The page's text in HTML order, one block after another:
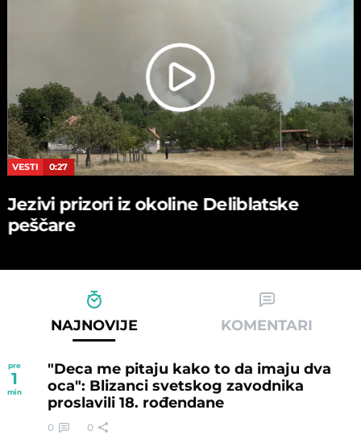
VESTI 0:27
Jezivi prizori iz okoline Deliblatske
peščare
NAJNOVIJE KOMENTARI
pre
1
min
"Deca me pitaju kako to da imaju dva
oca": Blizanci svetskog zavodnika
proslavili 18. rođendane
0 0